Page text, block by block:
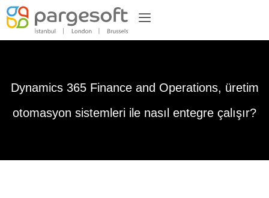
Dynamics 365 Finance and Operations, üretim
otomasyon sistemleri ile nasıl entegre çalışır?